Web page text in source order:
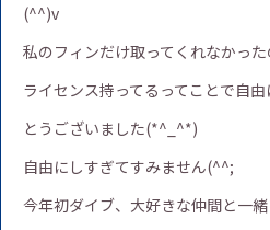
(^^)v
私のフィンだけ取ってくれなかっ
ライセンス持ってるってことで自
とうございました(*^_^*)
自由にしすぎてすみません(^^;
今年初ダイブ、大好きな仲間と一